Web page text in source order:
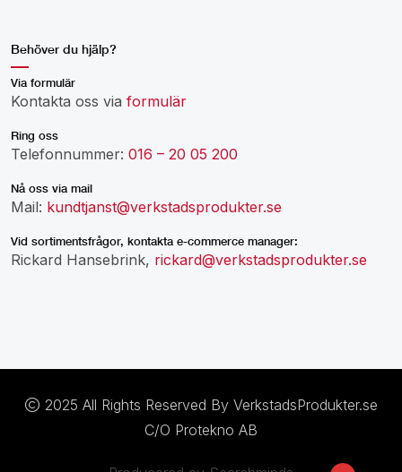
Behöver du hjälp?
Via formulär
Kontakta oss via formulär
Ring oss
Telefonnummer: 016 – 20 05 200
Nå oss via mail
Mail: kundtjanst@verkstadsprodukter.se
Vid sortimentsfrågor, kontakta e-commerce manager:
Rickard Hansebrink, rickard@verkstadsprodukter.se
2025 All Rights Reserved By VerkstadsProdukter.se
C/O Protekno AB